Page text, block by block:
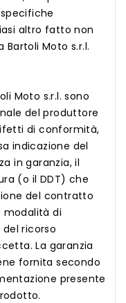
altro fatto non
Moto s.r.l.
Moto s.r.l. sono
del produttore
di conformità,
indicazione del
in garanzia, il
(o il DDT) che
del contratto
modalità di
ricorso
La garanzia
fornita secondo
presente